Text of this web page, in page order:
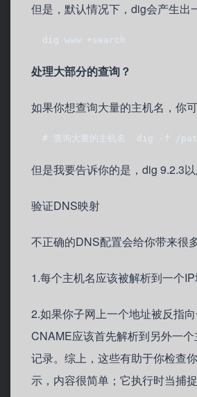
但是，默认情况下，dig会产生出
  dig www +search
处理大部分的查询？
如果你想查询大量的主机名，你
# 查询大量的主机名  dig -f /
但是我要告诉你的是，dig 9.2.3
验证DNS映射
不正确的DNS配置会给你带来很
1.每个主机名应该被解析到一个
2.如果你子网上一个地址被反指
CNAME应该首先解析到另外一
记录。综上，这些有助于你检查
示，内容很简单；它执行时当捕